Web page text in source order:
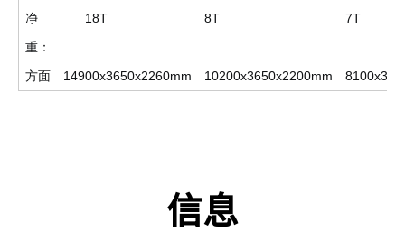
净
重：
18T 8T 7T
方面 14900x3650x2260mm 10200x3650x2200mm
信息